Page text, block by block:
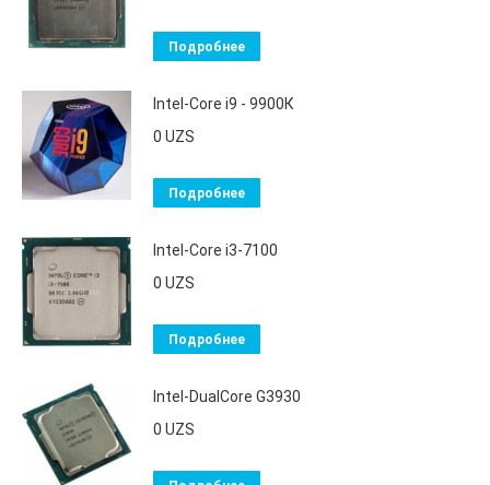
Подробнее
Intel-Core i9 - 9900К
0 UZS
Подробнее
Intel-Core i3-7100
0 UZS
Подробнее
Intel-DualCore G3930
0 UZS